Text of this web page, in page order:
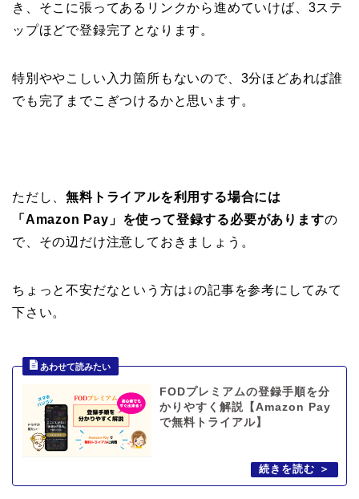
き、そこに張ってあるリンクから進めていけば、3ステ
ップほどで登録完了となります。
特別ややこしい入力箇所もないので、3分ほどあれば誰
でも完了までこぎつけるかと思います。
ただし、無料トライアルを利用する場合には
「Amazon Pay」を使って登録する必要がありますの
で、その辺だけ注意しておきましょう。
ちょっと不安だなという方は↓の記事を参考にしてみて
下さい。
FODプレミアムの登録手順を分
かりやすく解説【Amazon Pay
で無料トライアル】